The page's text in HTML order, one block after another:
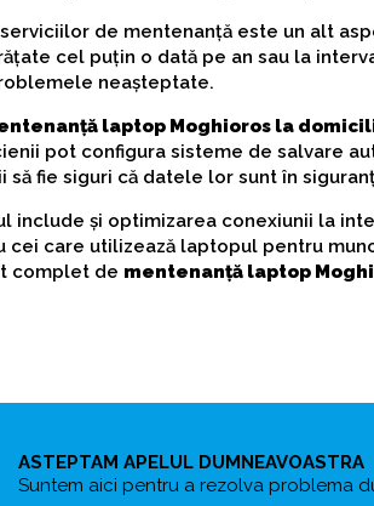
de mentenanță este un alt
cel puțin o dată pe an sau la
neașteptate.
laptop Moghioros la
pot configura sisteme de salvare
să fie siguri că datele lor sunt în
include și optimizarea conexiunii la
cei care utilizează laptopul pentru
complet de mentenanță laptop
ASTEPTAM APELUL DUMNEAVOASTRA
Suntem aici pentru a rezolva problema